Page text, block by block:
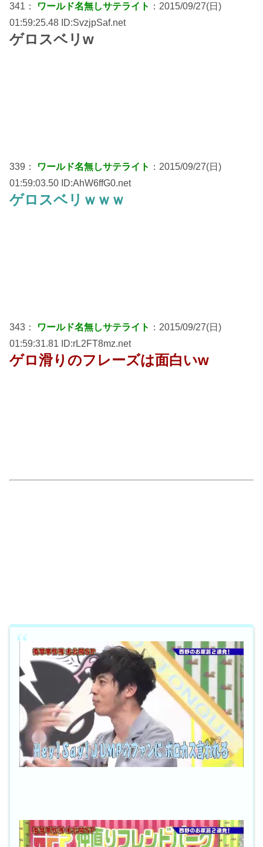
341： ワールド名無しサテライト ：2015/09/27(日)
01:59:25.48 ID:SvzjpSaf.net
ゲロスベリw
339： ワールド名無しサテライト ：2015/09/27(日)
01:59:03.50 ID:AhW6ffG0.net
ゲロスベリｗｗｗ
343： ワールド名無しサテライト ：2015/09/27(日)
01:59:31.81 ID:rL2FT8mz.net
ゲロ滑りのフレーズは面白いw